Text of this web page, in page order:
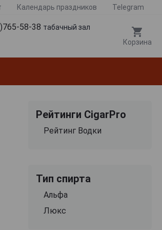
Календарь праздников Telegram
58-38 табачный зал
Корзина
Рейтинги CigarPro
Рейтинг Водки
Тип спирта
Альфа
Люкс